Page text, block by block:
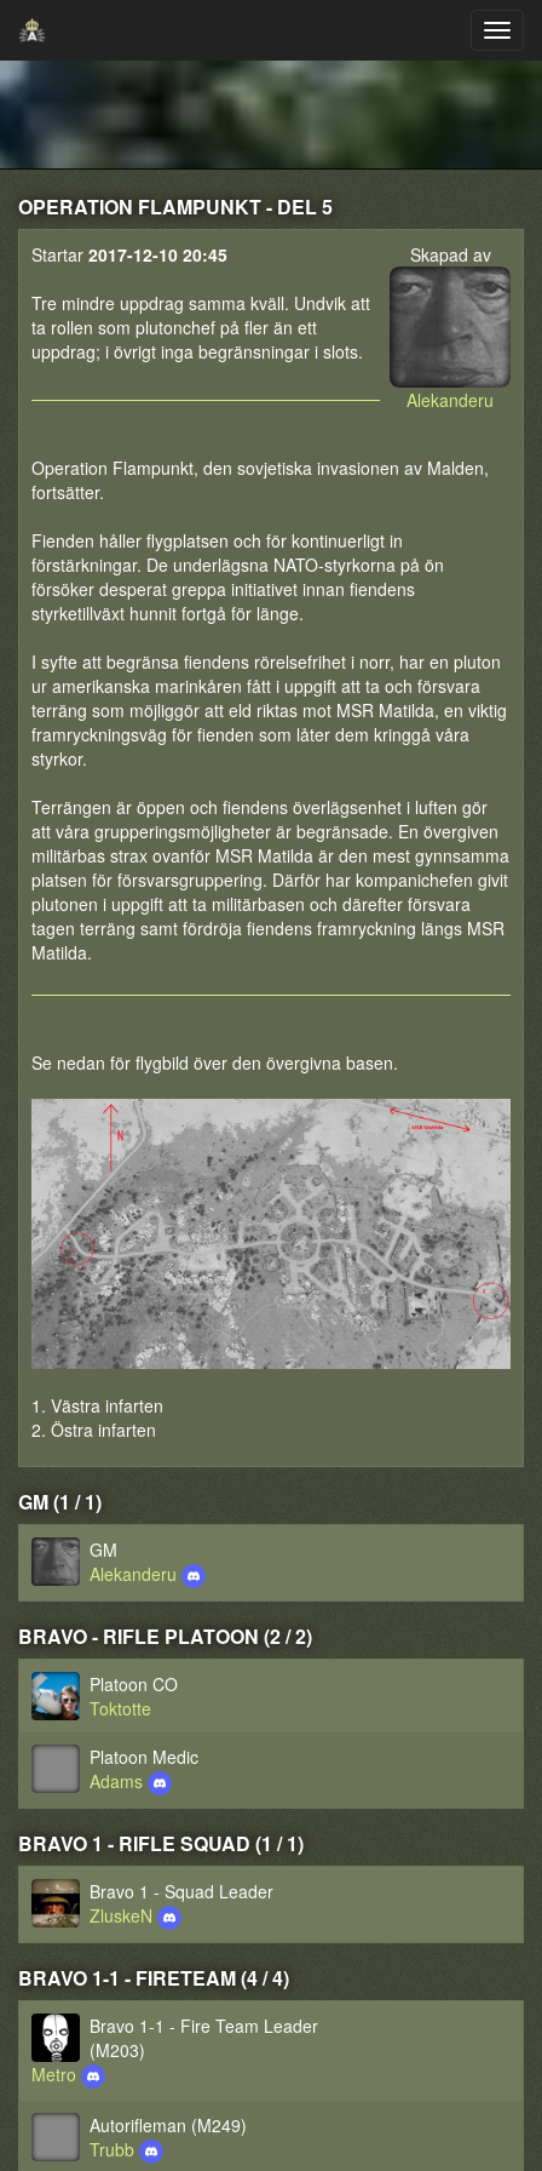
OPERATION FLAMPUNKT - DEL 5
Skapad av
Alekanderu
Startar 2017-12-10 20:45
Tre mindre uppdrag samma kväll. Undvik att
ta rollen som plutonchef på fler än ett
uppdrag; i övrigt inga begränsningar i slots.
Operation Flampunkt, den sovjetiska invasionen av Malden,
fortsätter.
Fienden håller flygplatsen och för kontinuerligt in
förstärkningar. De underlägsna NATO-styrkorna på ön
försöker desperat greppa initiativet innan fiendens
styrketillväxt hunnit fortgå för länge.
I syfte att begränsa fiendens rörelsefrihet i norr, har en pluton
ur amerikanska marinkåren fått i uppgift att ta och försvara
terräng som möjliggör att eld riktas mot MSR Matilda, en viktig
framryckningsväg för fienden som låter dem kringgå våra
styrkor.
Terrängen är öppen och fiendens överlägsenhet i luften gör
att våra grupperingsmöjligheter är begränsade. En övergiven
militärbas strax ovanför MSR Matilda är den mest gynnsamma
platsen för försvarsgruppering. Därför har kompanichefen givit
plutonen i uppgift att ta militärbasen och därefter försvara
tagen terräng samt fördröja fiendens framryckning längs MSR
Matilda.
Se nedan för flygbild över den övergivna basen.
1. Västra infarten
2. Östra infarten
GM (1 / 1)
GM
Alekanderu
BRAVO - RIFLE PLATOON (2 / 2)
Platoon CO
Toktotte
Platoon Medic
Adams
BRAVO 1 - RIFLE SQUAD (1 / 1)
Bravo 1 - Squad Leader
ZluskeN
BRAVO 1-1 - FIRETEAM (4 / 4)
Bravo 1-1 - Fire Team Leader
(M203)
Metro
Autorifleman (M249)
Trubb